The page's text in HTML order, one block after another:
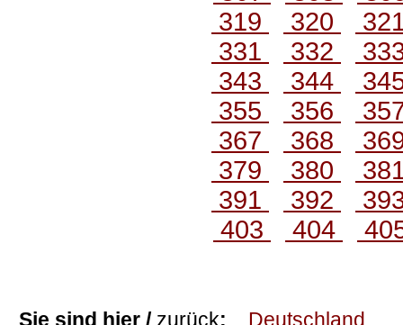
319
320
331
332
343
344
355
356
367
368
379
380
391
392
403
404
Sie sind hier / zurück: Deutschland